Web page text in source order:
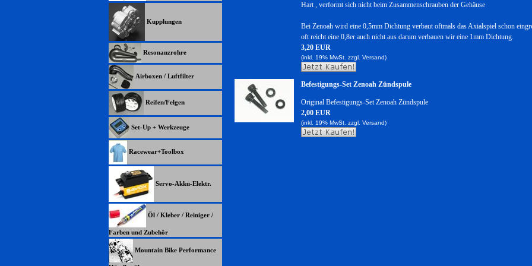
Kupplungen
Resonanzrohre
Airboxen / Luftfilter
Reifen/Felgen
Set-Up + Werkzeuge
Racewear+Toolbox
Servo-Akku-Elektr.
Öl / Kleber / Reiniger /
Farben und Zubehör
Mountain Bike Performance
Hart , verformt sich nicht beim Zusammenschrauben der Gehäuse
Bei Zenoah wird eine 0,5mm Dichtung verbaut oftmals das Axialspiel schon
oft reicht eine 0,8er auch nicht aus darum verbauen wir eine 1mm Dichtung.
3,20 EUR
(inkl. 19% MwSt. zzgl. Versand)
Befestigungs-Set Zenoah Zündspule
Original Befestigungs-Set Zenoah Zündspule
2,00 EUR
(inkl. 19% MwSt. zzgl. Versand)